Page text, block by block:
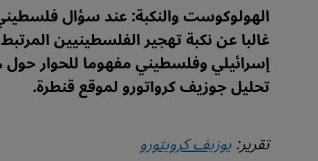
الهولوكوست والنكبة: عند سؤال
غالبا عن نكبة تهجير الفلسطينيين
إسرائيلي وفلسطيني مفهوما للحوار
تحليل جوزيف كرواتورو لموقع قنطرة.
تقرير:يوزيف كرويتورو